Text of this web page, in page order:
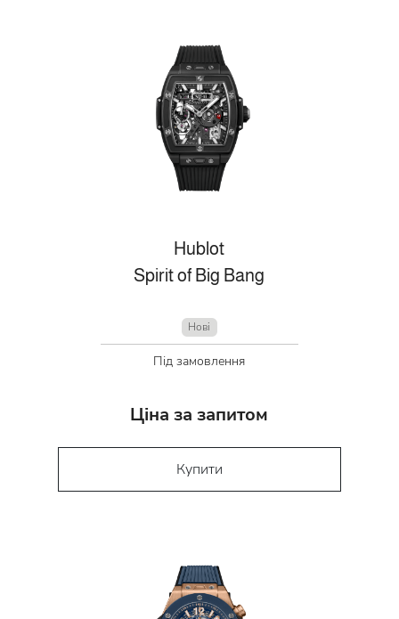
Hublot
Spirit of Big Bang
Нові
Під замовлення
Ціна за запитом
Купити